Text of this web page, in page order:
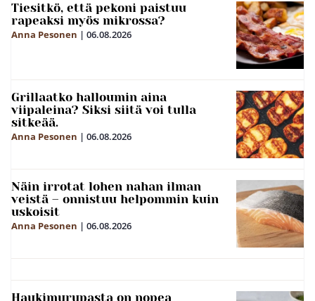
Tiesitkö, että pekoni paistuu
rapeaksi myös mikrossa?
Anna Pesonen | 06.08.2026
Grillaatko halloumin aina
viipaleina? Siksi siitä voi tulla
sitkeää.
Anna Pesonen | 06.08.2026
Näin irrotat lohen nahan ilman
veistä – onnistuu helpommin kuin
uskoisit
Anna Pesonen | 06.08.2026
Haukimurupasta on nopea